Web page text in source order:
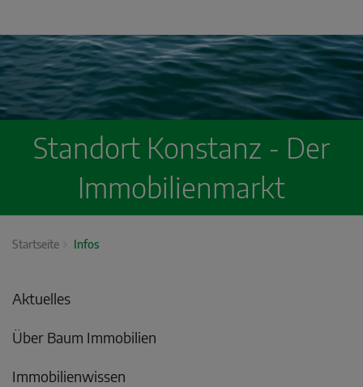
Standort Konstanz - Der
Immobilienmarkt
Startseite Infos
Aktuelles
Über Baum Immobilien
Immobilienwissen